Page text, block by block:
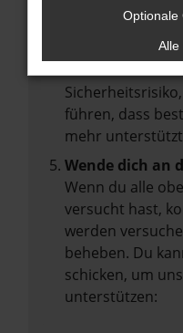
Veraltete
führen, dass
mehr
Wende dich an
Wenn du alle
versucht hast,
werden
beheben. Du
schicken, um
unterstützen:
Optionale
Alle